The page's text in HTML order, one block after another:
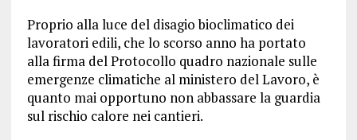
Proprio alla luce del disagio bioclimatico dei
lavoratori edili, che lo scorso anno ha portato
alla firma del Protocollo quadro nazionale sulle
emergenze climatiche al ministero del Lavoro, è
quanto mai opportuno non abbassare la guardia
sul rischio calore nei cantieri.